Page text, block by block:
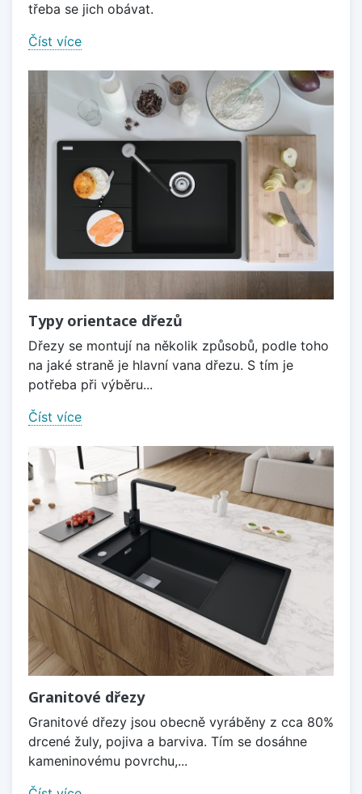
třeba se jich obávat.
Číst více
Typy orientace dřezů
Dřezy se montují na několik způsobů, podle toho
na jaké straně je hlavní vana dřezu. S tím je
potřeba při výběru...
Číst více
Granitové dřezy
Granitové dřezy jsou obecně vyráběny z cca 80%
drcené žuly, pojiva a barviva. Tím se dosáhne
kameninovému povrchu,...